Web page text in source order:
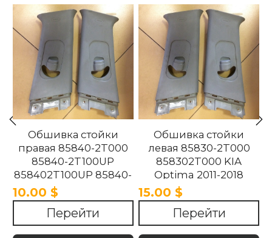
Обшивка стойки
правая 85840-2T000
85840-2T100UP
858402T100UP 85840-
2T100UP KIA Optima
2011-2018
10.00 $
Перейти
Обшивка стойки
левая 85830-2T000
858302T000 KIA
Optima 2011-2018
15.00 $
Перейти